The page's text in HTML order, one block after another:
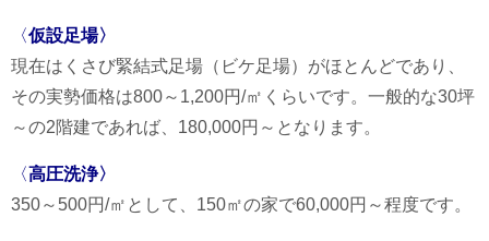
〈仮設足場〉
現在はくさび緊結式足場（ビケ足場）がほとんどであり、
その実勢価格は800～1,200円/㎡くらいです。一般的な30坪
～の2階建であれば、180,000円～となります。
〈高圧洗浄〉
350～500円/㎡として、150㎡の家で60,000円～程度です。